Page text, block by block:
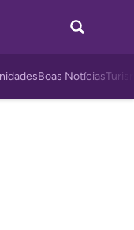
Boas Notícias